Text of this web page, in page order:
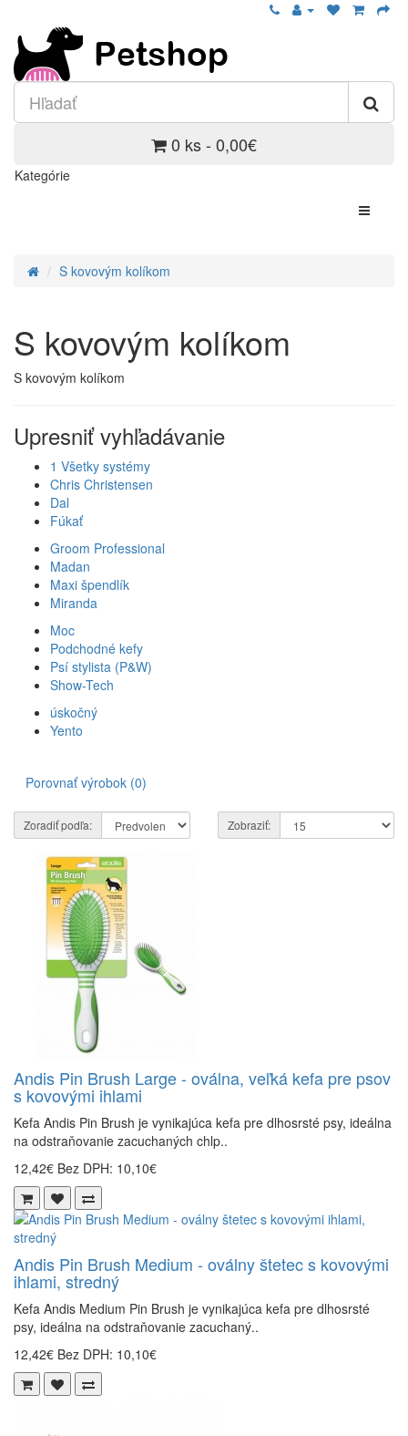
0 ks - 0,00€
Kategórie
S kovovým kolíkom
S kovovým kolíkom
S kovovým kolíkom
Upresniť vyhľadávanie
1 Všetky systémy
Chris Christensen
Dal
Fúkať
Groom Professional
Madan
Maxi špendlík
Miranda
Moc
Podchodné kefy
Psí stylista (P&W)
Show-Tech
úskočný
Yento
Porovnať výrobok (0)
Zoradiť podľa: Zobraziť:
Andis Pin Brush Large - oválna, veľká kefa pre psov
s kovovými ihlami
Kefa Andis Pin Brush je vynikajúca kefa pre dlhosrsté psy, ideálna
na odstraňovanie zacuchaných chlp..
12,42€ Bez DPH: 10,10€
Andis Pin Brush Medium - oválny štetec s kovovými
ihlami, stredný
Kefa Andis Medium Pin Brush je vynikajúca kefa pre dlhosrsté
psy, ideálna na odstraňovanie zacuchaný..
12,42€ Bez DPH: 10,10€